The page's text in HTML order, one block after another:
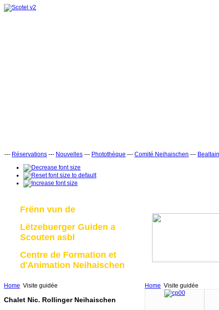
--- Réservations --- Nouvelles --- Photothèque --- Comité Neihaischen ---
Frënn vun de
Lëtzebuerger Guiden a
Scouten asbl
Centre de Formation et
d'Animation Neihaischen
Home Visite guidée
Chalet Nic. Rollinger Neihaischen
Home Visite guidée